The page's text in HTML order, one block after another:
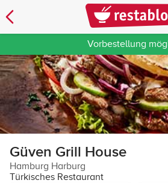
Vorbestellung
Güven Grill House
Hamburg Harburg
Türkisches Restaurant